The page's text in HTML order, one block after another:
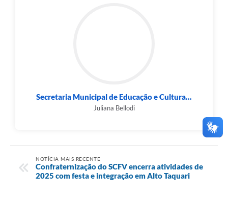
Secretaria Municipal de Educação e Cultura...
Juliana Bellodi
NOTÍCIA MAIS RECENTE
Confraternização do SCFV encerra atividades de
2025 com festa e integração em Alto Taquari